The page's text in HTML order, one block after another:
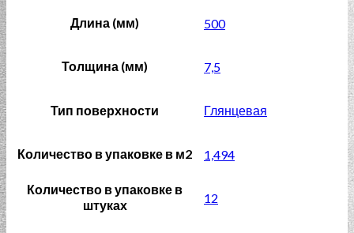
Длина (мм) 500
Толщина (мм) 7,5
Тип поверхности Глянцевая
Количество в упаковке в м2 1,494
Количество в упаковке в
штуках
12